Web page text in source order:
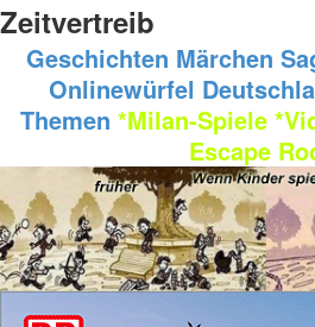
Zeitvertreib
Geschichten Märchen
Onlinewürfel
Themen *Milan-Spiele
Escape